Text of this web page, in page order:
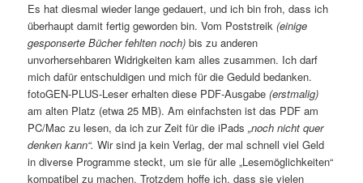
Es hat diesmal wieder lange gedauert, und ich bin froh, dass ich
überhaupt damit fertig geworden bin. Vom Poststreik (einige
gesponserte Bücher fehlten noch) bis zu anderen
unvorhersehbaren Widrigkeiten kam alles zusammen. Ich darf
mich dafür entschuldigen und mich für die Geduld bedanken.
fotoGEN-PLUS-Leser erhalten diese PDF-Ausgabe (erstmalig)
am alten Platz (etwa 25 MB). Am einfachsten ist das PDF am
PC/Mac zu lesen, da ich zur Zeit für die iPads„noch nicht quer
denken kann“. Wir sind ja kein Verlag, der mal schnell viel Geld
in diverse Programme steckt, um sie für alle „Lesemöglichkeiten“
kompatibel zu machen. Trotzdem hoffe ich, dass sie vielen